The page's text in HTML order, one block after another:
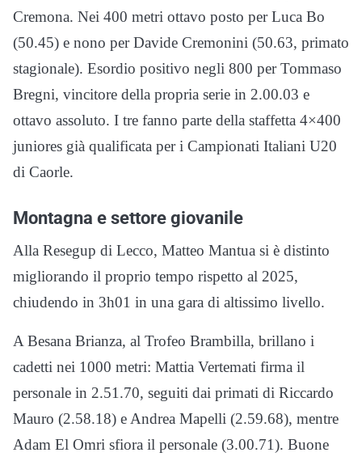
Cremona. Nei 400 metri ottavo posto per Luca Bo
(50.45) e nono per Davide Cremonini (50.63, primato
stagionale). Esordio positivo negli 800 per Tommaso
Bregni, vincitore della propria serie in 2.00.03 e
ottavo assoluto. I tre fanno parte della staffetta 4×400
juniores già qualificata per i Campionati Italiani U20
di Caorle.
Montagna e settore giovanile
Alla Resegup di Lecco, Matteo Mantua si è distinto
migliorando il proprio tempo rispetto al 2025,
chiudendo in 3h01 in una gara di altissimo livello.
A Besana Brianza, al Trofeo Brambilla, brillano i
cadetti nei 1000 metri: Mattia Vertemati firma il
personale in 2.51.70, seguiti dai primati di Riccardo
Mauro (2.58.18) e Andrea Mapelli (2.59.68), mentre
Adam El Omri sfiora il personale (3.00.71). Buone